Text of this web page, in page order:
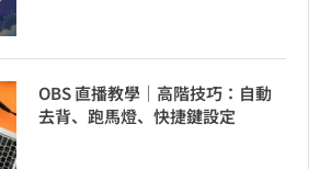
OBS 直播教學｜高階技巧：自動
去背、跑馬燈、快捷鍵設定